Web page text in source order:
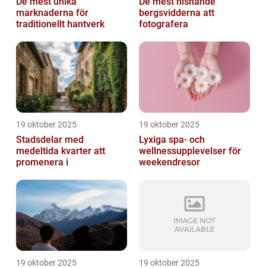
marknaderna för
traditionellt hantverk
bergsvidderna att
fotografera
19 oktober 2025
Stadsdelar med
medeltida kvarter att
promenera i
19 oktober 2025
Lyxiga spa- och
wellnessupplevelser för
weekendresor
19 oktober 2025 19 oktober 2025